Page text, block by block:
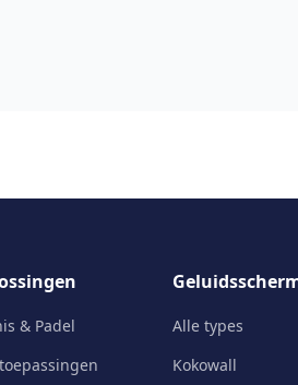
& Padel
Alle types
Kokowall